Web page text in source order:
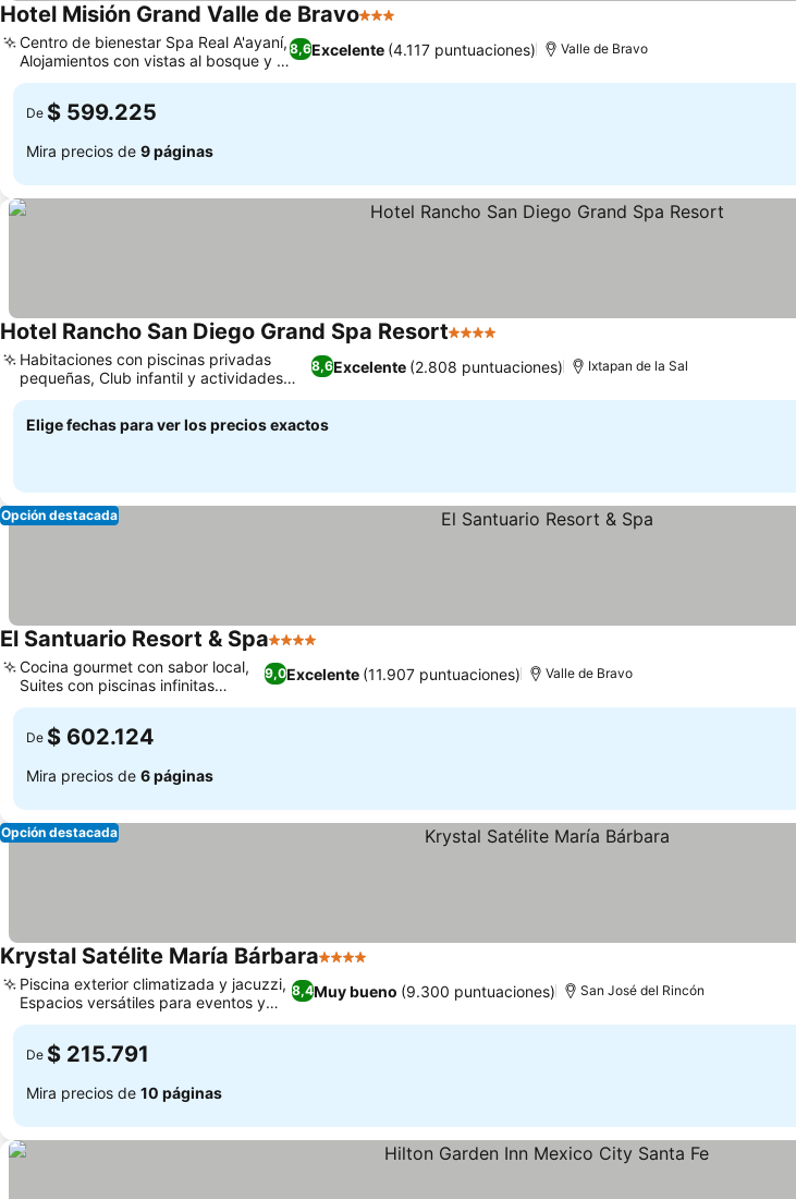
Hotel Misión Grand Valle de Bravo3 Estrellas
8,6Excelente (4.117 puntuaciones)
Centro de bienestar Spa Real A'ayaní,
Alojamientos con vistas al bosque y al
río
Valle de Bravo
De $ 599.225
Mira precios de 9 páginas
Hotel Rancho San Diego Grand Spa Resort4 Estrellas
8,6Excelente (2.808 puntuaciones)
Habitaciones con piscinas privadas
pequeñas, Club infantil y actividades
para los peques
Ixtapan de la Sal
Elige fechas para ver los precios exactos
Opción destacada
El Santuario Resort & Spa4 Estrellas
9,0Excelente (11.907 puntuaciones)
Cocina gourmet con sabor local,
Suites con piscinas infinitas
privadas
Valle de Bravo
De $ 602.124
Mira precios de 6 páginas
Opción destacada
Krystal Satélite María Bárbara4 Estrellas
8,4Muy bueno (9.300 puntuaciones)
Piscina exterior climatizada y jacuzzi,
Espacios versátiles para eventos y
reuniones
San José del Rincón
De $ 215.791
Mira precios de 10 páginas